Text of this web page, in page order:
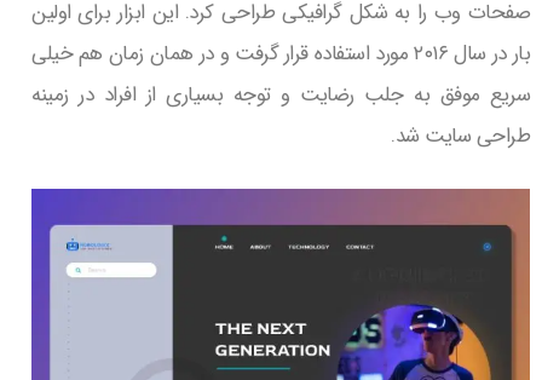
صفحات وب را به شکل گرافیکی طراحی کرد. این ابزار برای اولین
بار در سال ۲۰۱۶ مورد استفاده قرار گرفت و در همان زمان هم خیلی
سریع موفق به جلب رضایت و توجه بسیاری از افراد در زمینه
طراحی سایت شد.